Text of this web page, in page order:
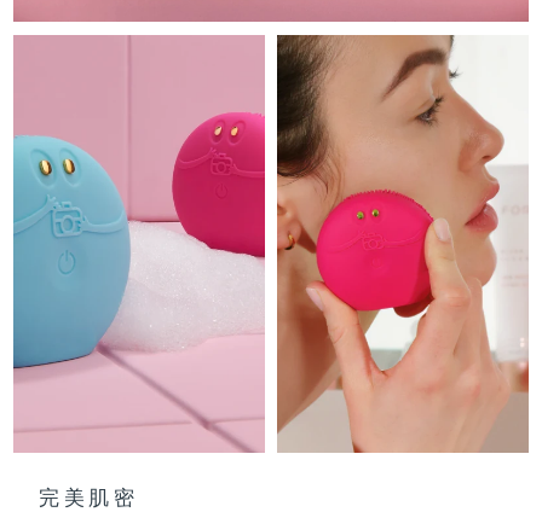
完美肌密
FOREO APP
关于我们
日本 预计送达日期8/14/26
预计送达日期 8/16/26
哈萨克斯坦 8/13/26
科威特 预计送达日期 8/11/26
拉脱维亚 预计送达日期 8/11/26
预计送达日期 8/12/26
立陶宛 预计送达日期 8/11/26
卢森堡 8/11/26